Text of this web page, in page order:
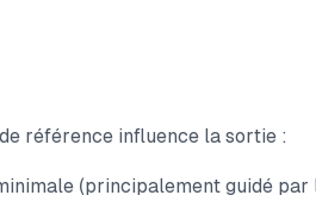
référence influence la sortie :
(principalement guidé par